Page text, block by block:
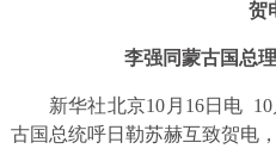
贺
李强同蒙古国总
新华社北京10月16日电
古国总统呼日勒苏赫互致贺电